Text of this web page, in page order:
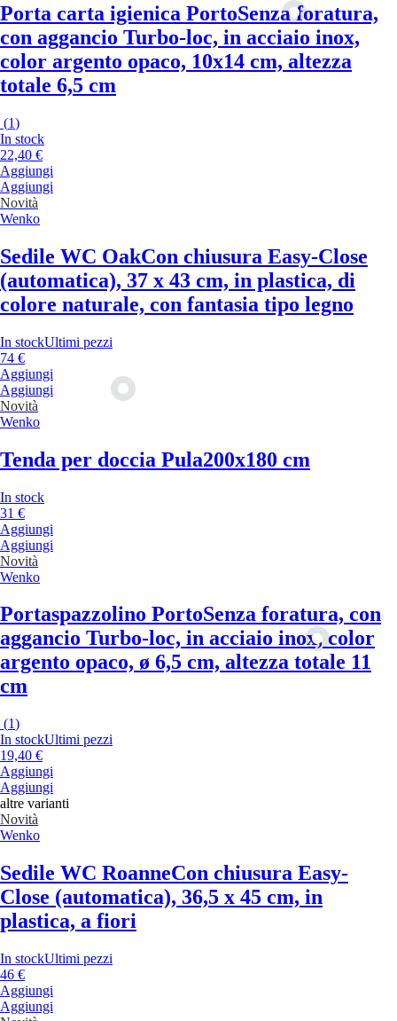
Porta carta igienica PortoSenza foratura,
con aggancio Turbo-loc, in acciaio inox,
color argento opaco, 10x14 cm, altezza
totale 6,5 cm
(1)
In stock
22,40 €
Aggiungi
Aggiungi
Novità
Wenko
Sedile WC OakCon chiusura Easy-Close
(automatica), 37 x 43 cm, in plastica, di
colore naturale, con fantasia tipo legno
In stockUltimi pezzi
74 €
Aggiungi
Aggiungi
Novità
Wenko
Tenda per doccia Pula200x180 cm
In stock
31 €
Aggiungi
Aggiungi
Novità
Wenko
Portaspazzolino PortoSenza foratura, con
aggancio Turbo-loc, in acciaio inox, color
argento opaco, ø 6,5 cm, altezza totale 11
cm
(1)
In stockUltimi pezzi
19,40 €
Aggiungi
Aggiungi
altre varianti
Novità
Wenko
Sedile WC RoanneCon chiusura Easy-
Close (automatica), 36,5 x 45 cm, in
plastica, a fiori
In stockUltimi pezzi
46 €
Aggiungi
Aggiungi